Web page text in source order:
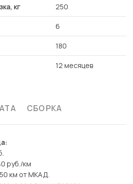
кг 250
6
180
12 месяцев
СБОРКА
руб./км
км от МКАД.